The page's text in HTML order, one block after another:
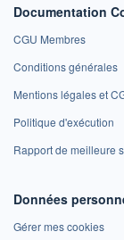
Documentation
CGU Membres
Conditions générales
Mentions légales et
Politique d'exécution
Rapport de meilleure
Données
Gérer mes cookies